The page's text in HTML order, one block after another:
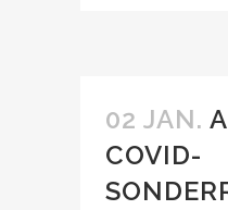
02 JAN.
COVID-